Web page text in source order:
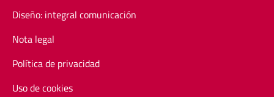
Diseño: integral comunicación
Nota legal
Política de privacidad
Uso de cookies